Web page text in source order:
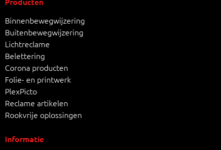
Binnenbewegwijzering
Buitenbewegwijzering
Lichtreclame
Belettering
Corona producten
Folie- en printwerk
PlexPicto
Reclame artikelen
Rookvrije oplossingen
Informatie